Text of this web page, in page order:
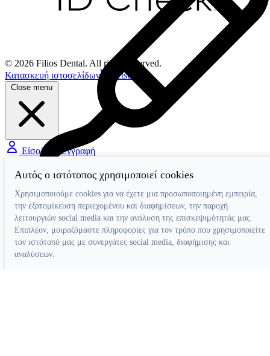
Διάφορα Βοηθήματα
© 2026 Filios Dental. All rights reserved.
Κατασκευή ιστοσελίδων
Netstudio
Close menu
Είσοδος / Εγγραφή
Αυτός ο ιστότοπος χρησιμοποιεί cookies
Χρησιμοποιούμε cookies για να έχετε μια προσωποποιημένη εμπειρία,
την εξατομίκευση περιεχομένου και διαφημίσεων, την παροχή
λειτουργιών social media και την ανάλυση της επισκεψιμότητάς μας.
Επιπλέον, μοιραζόμαστε πληροφορίες για τον τρόπο που χρησιμοποιείτε
τον ιστότοπό μας με συνεργάτες social media, διαφήμισης και
αναλύσεων.